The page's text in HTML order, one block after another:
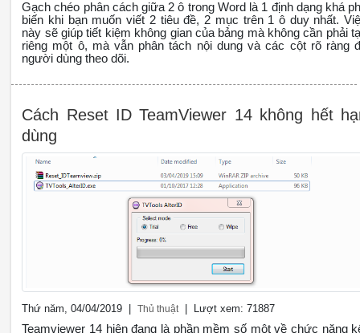
Gạch chéo phân cách giữa 2 ô trong Word là 1 định dạng khá
biến khi bạn muốn viết 2 tiêu đề, 2 mục trên 1 ô duy nhất.
này sẽ giúp tiết kiệm không gian của bảng mà không cần phải
riêng một ô, mà vẫn phân tách nội dung và các cột rõ ràng
người dùng theo dõi.
Cách Reset ID TeamViewer 14 không hết
dùng
Thứ năm, 04/04/2019 |Thủ thuật | Lượt xem: 71887
Teamviewer 14 hiện đang là phần mềm số một về chức năng